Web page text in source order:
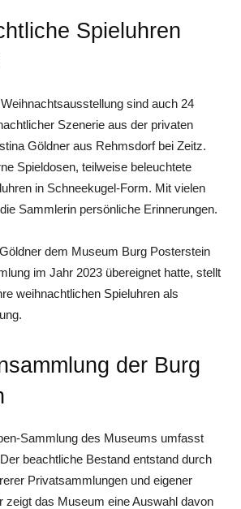
Spieluhren
sind auch 24
Szenerie aus der privaten
Göldner aus Rehmsdorf bei Zeitz.
Spieldosen, teilweise beleuchtete
in Schneekugel-Form. Mit vielen
Sammlerin persönliche Erinnerungen.
dem Museum Burg Posterstein
im Jahr 2023 übereignet hatte, stellt
weihnachtlichen Spieluhren als
der Burg
Sammlung des Museums umfasst
beachtliche Bestand entstand durch
Privatsammlungen und eigener
zeigt das Museum eine Auswahl davon